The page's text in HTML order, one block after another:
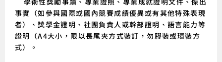
事實（如參與國際或國內競賽成績優異或有其他特殊表現
者）、獎學金證明、社團負責人或幹部證明、語言能力等
證明（A4大小，限以長尾夾方式裝訂，勿膠裝或環裝方
式）。